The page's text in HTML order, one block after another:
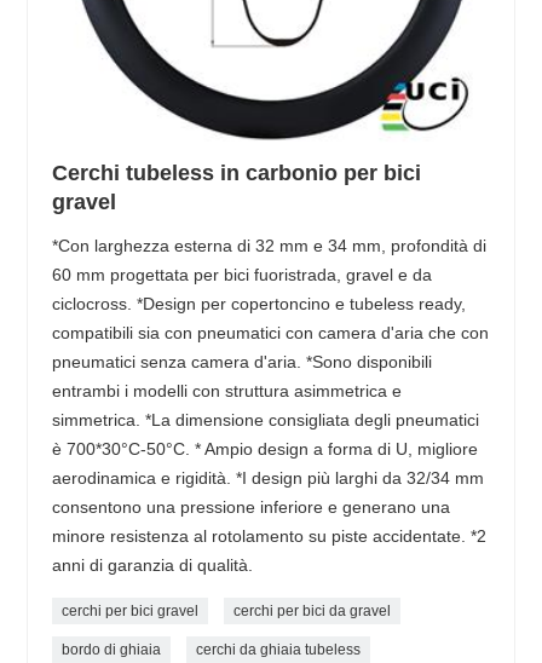
Cerchi tubeless in carbonio per bici
gravel
*Con larghezza esterna di 32 mm e 34 mm, profondità di
60 mm progettata per bici fuoristrada, gravel e da
ciclocross. *Design per copertoncino e tubeless ready,
compatibili sia con pneumatici con camera d'aria che con
pneumatici senza camera d'aria. *Sono disponibili
entrambi i modelli con struttura asimmetrica e
simmetrica. *La dimensione consigliata degli pneumatici
è 700*30°C-50°C. * Ampio design a forma di U, migliore
aerodinamica e rigidità. *I design più larghi da 32/34 mm
consentono una pressione inferiore e generano una
minore resistenza al rotolamento su piste accidentate. *2
anni di garanzia di qualità.
cerchi per bici gravel cerchi per bici da gravel
bordo di ghiaia cerchi da ghiaia tubeless